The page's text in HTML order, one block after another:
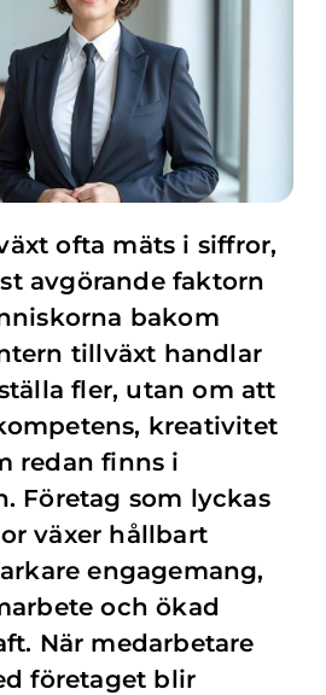
ofta mäts i siffror,
avgörande faktorn
bakom
tillväxt handlar
fler, utan om att
kreativitet
redan finns i
Företag som lyckas
växer hållbart
engagemang,
och ökad
När medarbetare
företaget blir